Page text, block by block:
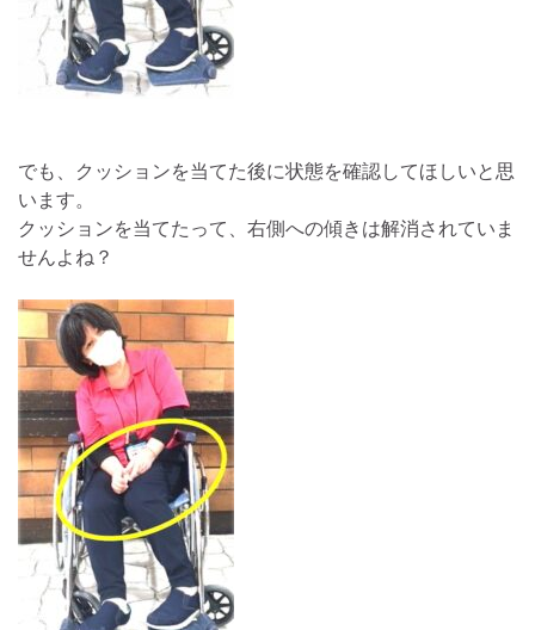
でも、クッションを当てた後に状態を確認してほしいと思
います。
クッションを当てたって、右側への傾きは解消されていま
せんよね？